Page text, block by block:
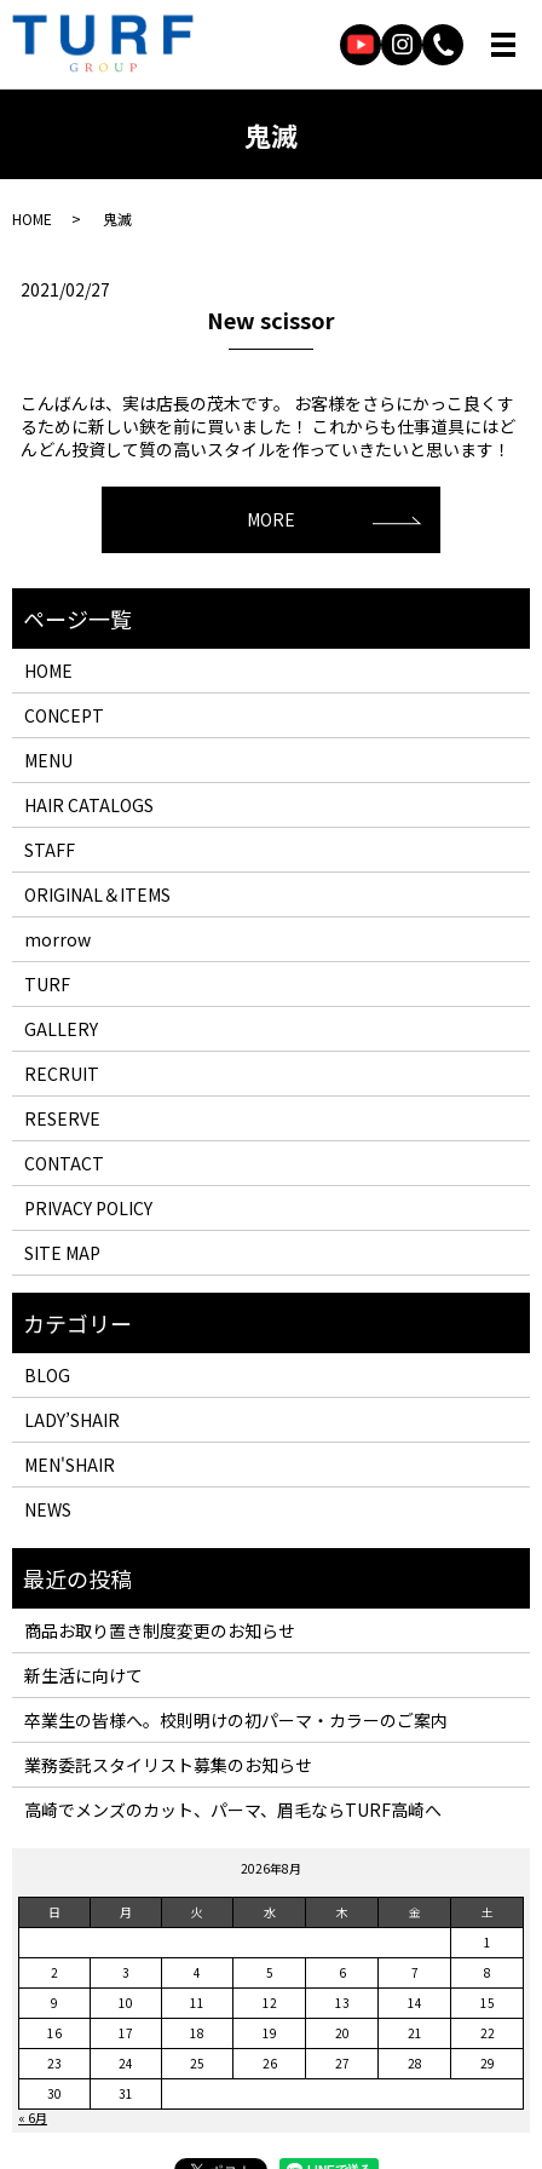
鬼滅
HOME 鬼滅
2021/02/27
New scissor
こんばんは、実は店長の茂木です。 お客様をさらにかっこ良くす
るために新しい鋏を前に買いました！ これからも仕事道具にはど
んどん投資して質の高いスタイルを作っていきたいと思います！
MORE
HOME
CONCEPT
MENU
HAIR CATALOGS
STAFF
ORIGINAL＆ITEMS
morrow
TURF
GALLERY
RECRUIT
RESERVE
CONTACT
PRIVACY POLICY
SITE MAP
BLOG
LADY’SHAIR
MEN'SHAIR
NEWS
商品お取り置き制度変更のお知らせ
新生活に向けて
卒業生の皆様へ。校則明けの初パーマ・カラーのご案内
業務委託スタイリスト募集のお知らせ
高崎でメンズのカット、パーマ、眉毛ならTURF高崎へ
2026年8月
日 月 火 水 木 金
土
1
2
3 4 5 6 7
8
9
10 11 12 13 14
15
16
17 18 19 20 21
22
23
24 25 26 27 28
29
30
31
« 6月